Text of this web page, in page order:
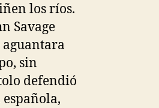
los ríos.
Savage
aguantara
sin
defendió